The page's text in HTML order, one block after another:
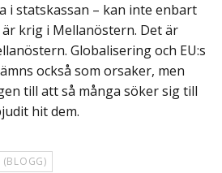
i statskassan – kan inte enbart
krig i Mellanöstern. Det är
Globalisering och EU:s
också som orsaker, men
till att så många söker sig till
hit dem.
(BLOGG)